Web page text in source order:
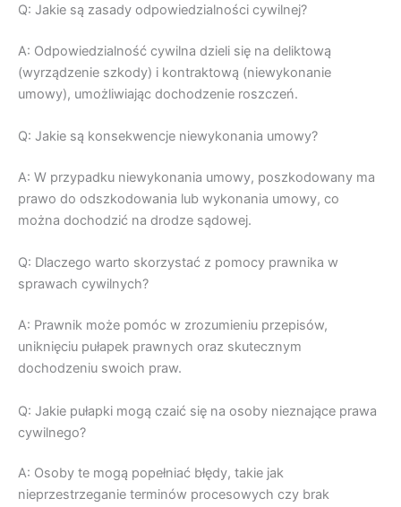
Q: Jakie są zasady odpowiedzialności cywilnej?
A: Odpowiedzialność cywilna dzieli się na deliktową
(wyrządzenie szkody) i kontraktową (niewykonanie
umowy), umożliwiając dochodzenie roszczeń.
Q: Jakie są konsekwencje niewykonania umowy?
A: W przypadku niewykonania umowy, poszkodowany ma
prawo do odszkodowania lub wykonania umowy, co
można dochodzić na drodze sądowej.
Q: Dlaczego warto skorzystać z pomocy prawnika w
sprawach cywilnych?
A: Prawnik może pomóc w zrozumieniu przepisów,
uniknięciu pułapek prawnych oraz skutecznym
dochodzeniu swoich praw.
Q: Jakie pułapki mogą czaić się na osoby nieznające prawa
cywilnego?
A: Osoby te mogą popełniać błędy, takie jak
nieprzestrzeganie terminów procesowych czy brak